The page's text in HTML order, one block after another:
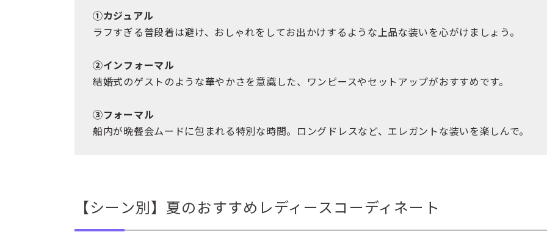
①カジュアル
ラフすぎる普段着は避け、おしゃれをしてお出かけするような上品な装いを心がけましょう。
②インフォーマル
結婚式のゲストのような華やかさを意識した、ワンピースやセットアップがおすすめです。
③フォーマル
船内が晩餐会ムードに包まれる特別な時間。ロングドレスなど、エレガントな装いを楽しんで。
【シーン別】夏のおすすめレディースコーディネート